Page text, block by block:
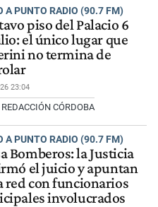
A PUNTO RADIO (90.7 FM)
piso del Palacio 6
el único lugar que
no termina de
23:04
CÓRDOBA
A PUNTO RADIO (90.7 FM)
Bomberos: la Justicia
el juicio y apuntan
red con funcionarios
involucrados